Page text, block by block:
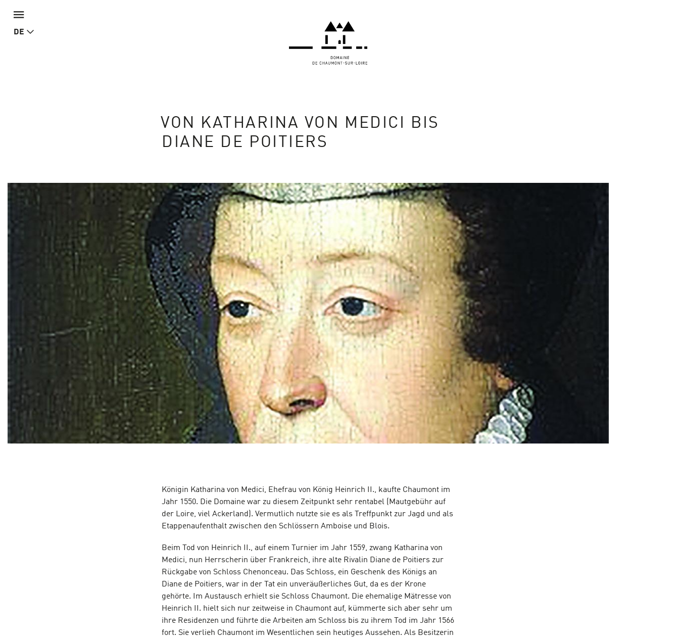
DE
VON KATHARINA VON MEDICI BIS
DIANE DE POITIERS
Königin Katharina von Medici, Ehefrau von König Heinrich II., kaufte Chaumont im
Jahr 1550. Die Domaine war zu diesem Zeitpunkt sehr rentabel (Mautgebühr auf
der Loire, viel Ackerland). Vermutlich nutzte sie es als Treffpunkt zur Jagd und als
Etappenaufenthalt zwischen den Schlössern Amboise und Blois.
Beim Tod von Heinrich II., auf einem Turnier im Jahr 1559, zwang Katharina von
Medici, nun Herrscherin über Frankreich, ihre alte Rivalin Diane de Poitiers zur
Rückgabe von Schloss Chenonceau. Das Schloss, ein Geschenk des Königs an
Diane de Poitiers, war in der Tat ein unveräußerliches Gut, da es der Krone
gehörte. Im Austausch erhielt sie Schloss Chaumont. Die ehemalige Mätresse von
Heinrich II. hielt sich nur zeitweise in Chaumont auf, kümmerte sich aber sehr um
ihre Residenzen und führte die Arbeiten am Schloss bis zu ihrem Tod im Jahr 1566
fort. Sie verlieh Chaumont im Wesentlichen sein heutiges Aussehen. Als Besitzerin